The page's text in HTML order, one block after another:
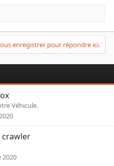
enregistrer pour répondre ici.
Véhicule.
crawler
2020